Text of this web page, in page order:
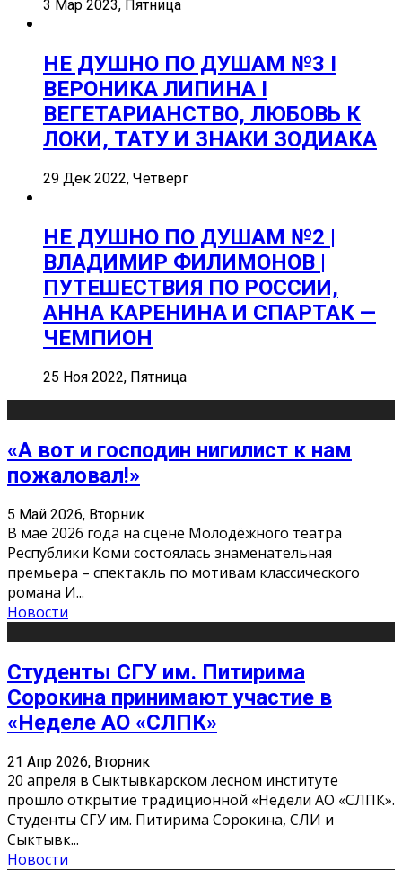
3 Мар 2023, Пятница
НЕ ДУШНО ПО ДУШАМ №3 I
ВЕРОНИКА ЛИПИНА I
ВЕГЕТАРИАНСТВО, ЛЮБОВЬ К
ЛОКИ, ТАТУ И ЗНАКИ ЗОДИАКА
29 Дек 2022, Четверг
НЕ ДУШНО ПО ДУШАМ №2 |
ВЛАДИМИР ФИЛИМОНОВ |
ПУТЕШЕСТВИЯ ПО РОССИИ,
АННА КАРЕНИНА И СПАРТАК —
ЧЕМПИОН
25 Ноя 2022, Пятница
«А вот и господин нигилист к нам
пожаловал!»
5 Май 2026, Вторник
В мае 2026 года на сцене Молодёжного театра
Республики Коми состоялась знаменательная
премьера – спектакль по мотивам классического
романа И...
Новости
Студенты СГУ им. Питирима
Сорокина принимают участие в
«Неделе АО «СЛПК»
21 Апр 2026, Вторник
20 апреля в Сыктывкарском лесном институте
прошло открытие традиционной «Недели АО «СЛПК».
Студенты СГУ им. Питирима Сорокина, СЛИ и
Сыктывк...
Новости